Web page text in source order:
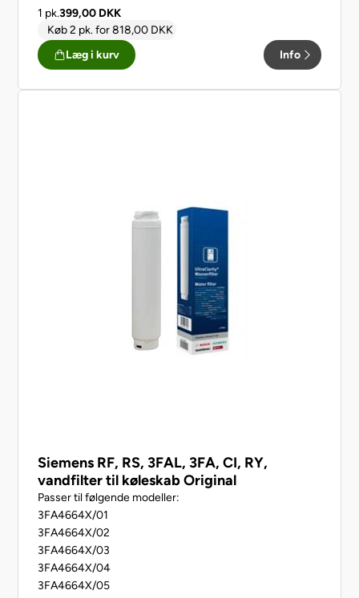
KA3923IE0G/01
KA90DAI30/12
KA90DVI20/11
KA90DVI20G/06
1 pk.399,00 DKK
Køb 2 pk.for818,00 DKK
Læg i kurv
Info
Siemens RF, RS, 3FAL, 3FA, CI, RY,
vandfilter til køleskab Original
Passer til følgende modeller:
3FA4664X/01
3FA4664X/02
3FA4664X/03
3FA4664X/04
3FA4664X/05